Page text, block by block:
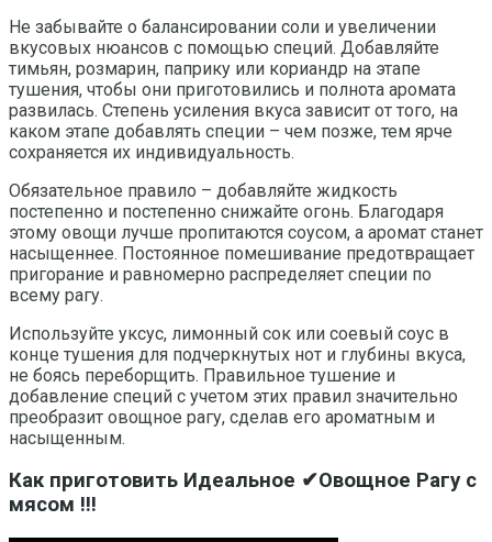
Не забывайте о балансировании соли и увеличении
вкусовых нюансов с помощью специй. Добавляйте
тимьян, розмарин, паприку или кориандр на этапе
тушения, чтобы они приготовились и полнота аромата
развилась. Степень усиления вкуса зависит от того, на
каком этапе добавлять специи – чем позже, тем ярче
сохраняется их индивидуальность.
Обязательное правило – добавляйте жидкость
постепенно и постепенно снижайте огонь. Благодаря
этому овощи лучше пропитаются соусом, а аромат станет
насыщеннее. Постоянное помешивание предотвращает
пригорание и равномерно распределяет специи по
всему рагу.
Используйте уксус, лимонный сок или соевый соус в
конце тушения для подчеркнутых нот и глубины вкуса,
не боясь переборщить. Правильное тушение и
добавление специй с учетом этих правил значительно
преобразит овощное рагу, сделав его ароматным и
насыщенным.
Как приготовить Идеальное ✔Овощное Рагу с
мясом !!!